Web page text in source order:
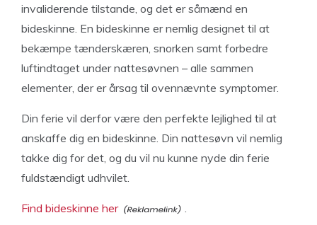
invaliderende tilstande, og det er såmænd en
bideskinne. En bideskinne er nemlig designet til at
bekæmpe tænderskæren, snorken samt forbedre
luftindtaget under nattesøvnen – alle sammen
elementer, der er årsag til ovennævnte symptomer.
Din ferie vil derfor være den perfekte lejlighed til at
anskaffe dig en bideskinne. Din nattesøvn vil nemlig
takke dig for det, og du vil nu kunne nyde din ferie
fuldstændigt udhvilet.
Find bideskinne her .